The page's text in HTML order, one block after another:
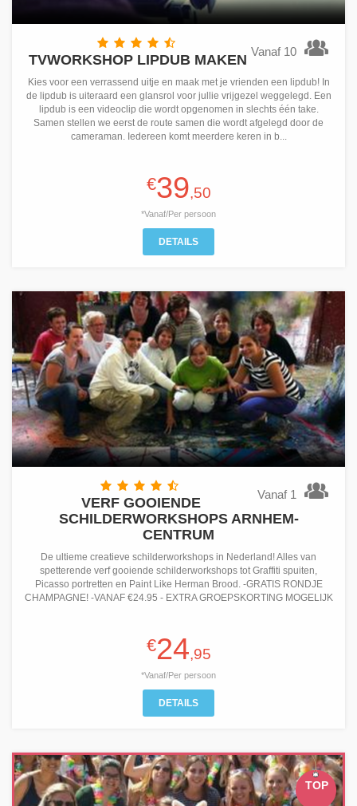
Vanaf 10
TVWORKSHOP LIPDUB MAKEN
Kies voor een verrassend uitje en maak met je vrienden een lipdub! In
de lipdub is uiteraard een glansrol voor jullie vrijgezel weggelegd. Een
lipdub is een videoclip die wordt opgenomen in slechts één take.
Samen stellen we eerst de route samen die wordt afgelegd door de
cameraman. Iedereen komt meerdere keren in b...
€39,50
*Vanaf/Per persoon
DETAILS
Vanaf 1
VERF GOOIENDE
SCHILDERWORKSHOPS ARNHEM-
CENTRUM
De ultieme creatieve schilderworkshops in Nederland! Alles van
spetterende verf gooiende schilderworkshops tot Graffiti spuiten,
Picasso portretten en Paint Like Herman Brood. -GRATIS RONDJE
CHAMPAGNE! -VANAF €24.95 - EXTRA GROEPSKORTING MOGELIJK
€24,95
*Vanaf/Per persoon
DETAILS
TOP